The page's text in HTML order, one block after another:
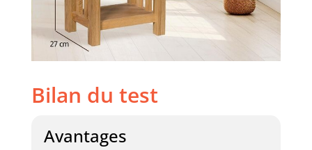
Bilan du test
Avantages